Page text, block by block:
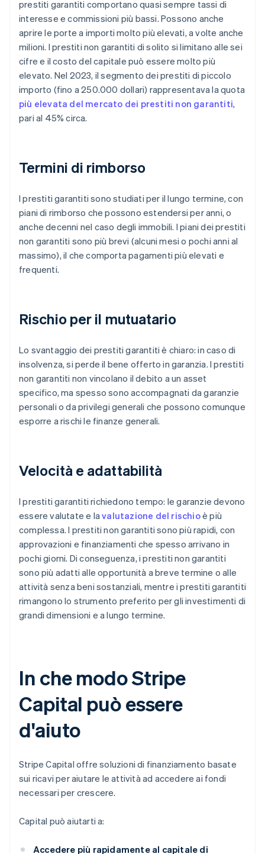
prestiti garantiti comportano quasi sempre tassi di
interesse e commissioni più bassi. Possono anche
aprire le porte a importi molto più elevati, a volte anche
milioni. I prestiti non garantiti di solito si limitano alle sei
cifre e il costo del capitale può essere molto più
elevato. Nel 2023, il segmento dei prestiti di piccolo
importo (fino a 250.000 dollari) rappresentava la quota
più elevata del mercato dei prestiti non garantiti,
pari al 45% circa.
Termini di rimborso
I prestiti garantiti sono studiati per il lungo termine, con
piani di rimborso che possono estendersi per anni, o
anche decenni nel caso degli immobili. I piani dei prestiti
non garantiti sono più brevi (alcuni mesi o pochi anni al
massimo), il che comporta pagamenti più elevati e
frequenti.
Rischio per il mutuatario
Lo svantaggio dei prestiti garantiti è chiaro: in caso di
insolvenza, si perde il bene offerto in garanzia. I prestiti
non garantiti non vincolano il debito a un asset
specifico, ma spesso sono accompagnati da garanzie
personali o da privilegi generali che possono comunque
esporre a rischi le finanze generali.
Velocità e adattabilità
I prestiti garantiti richiedono tempo: le garanzie devono
essere valutate e lavalutazione del rischioè più
complessa. I prestiti non garantiti sono più rapidi, con
approvazioni e finanziamenti che spesso arrivano in
pochi giorni. Di conseguenza, i prestiti non garantiti
sono più adatti alle opportunità a breve termine o alle
attività senza beni sostanziali, mentre i prestiti garantiti
rimangono lo strumento preferito per gli investimenti di
grandi dimensioni e a lungo termine.
In che modo Stripe
Capital può essere
d'aiuto
Stripe Capital offre soluzioni di finanziamento basate
sui ricavi per aiutare le attività ad accedere ai fondi
necessari per crescere.
Capital può aiutarti a:
Accedere più rapidamente al capitale di